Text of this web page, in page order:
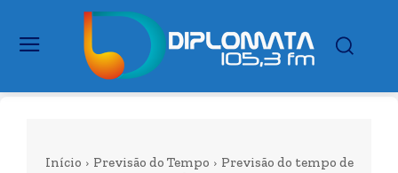
Início Previsão do Tempo
Previsão do tempo de